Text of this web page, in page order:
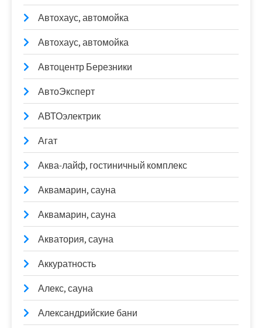
Автохаус, автомойка
Автохаус, автомойка
Автоцентр Березники
АвтоЭксперт
АВТОэлектрик
Агат
Аква-лайф, гостиничный комплекс
Аквамарин, сауна
Аквамарин, сауна
Акватория, сауна
Аккуратность
Алекс, сауна
Александрийские бани